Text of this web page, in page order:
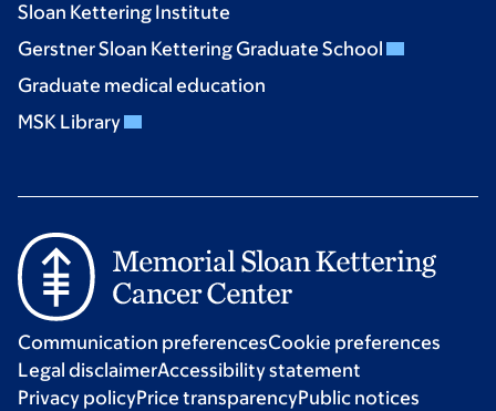
Sloan Kettering Institute
Gerstner Sloan Kettering Graduate School
Graduate medical education
MSK Library
Communication preferencesCookie preferences
Legal disclaimerAccessibility statement
Privacy policyPrice transparencyPublic notices